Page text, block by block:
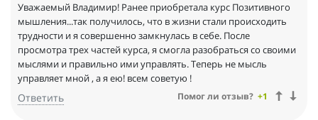
Уважаемый Владимир! Ранее приобретала курс Позитивного
мышления...так получилось, что в жизни стали происходить
трудности и я совершенно замкнулась в себе. После
просмотра трех частей курса, я смогла разобраться со своими
мыслями и правильно ими управлять. Теперь не мысль
управляет мной , а я ею! всем советую !
Ответить Помог ли отзыв? +1